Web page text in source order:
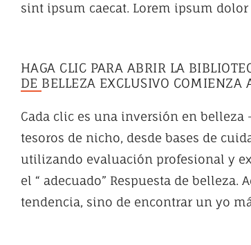
sint ipsum caecat. Lorem ipsum
HAGA CLIC PARA ABRIR LA
DE BELLEZA EXCLUSIVO COMIENZA
Cada clic es una inversión en
tesoros de nicho, desde bases de
utilizando evaluación profesional y
el “ adecuado” Respuesta de
tendencia, sino de encontrar un yo